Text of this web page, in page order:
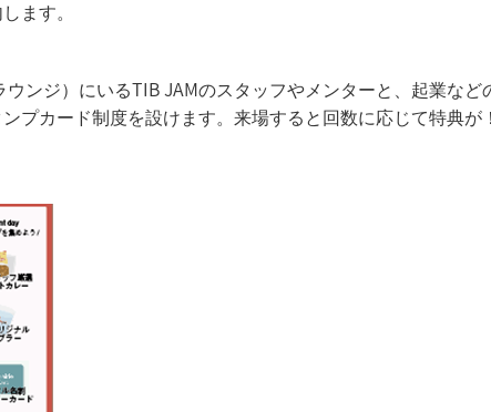
ます。
ンジ）にいるTIB JAMのスタッフやメンターと、起業など
プカード制度を設けます。来場すると回数に応じて特典が